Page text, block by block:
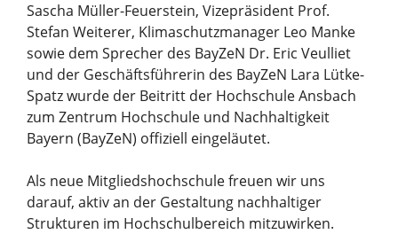
Sascha Müller-Feuerstein, Vizepräsident Prof.
Stefan Weiterer, Klimaschutzmanager Leo Manke
sowie dem Sprecher des BayZeN Dr. Eric Veulliet
und der Geschäftsführerin des BayZeN Lara Lütke-
Spatz wurde der Beitritt der Hochschule Ansbach
zum Zentrum Hochschule und Nachhaltigkeit
Bayern (BayZeN) offiziell eingeläutet.
Als neue Mitgliedshochschule freuen wir uns
darauf, aktiv an der Gestaltung nachhaltiger
Strukturen im Hochschulbereich mitzuwirken.